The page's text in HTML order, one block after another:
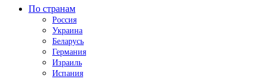
По странам
Россия
Украина
Беларусь
Германия
Израиль
Испания